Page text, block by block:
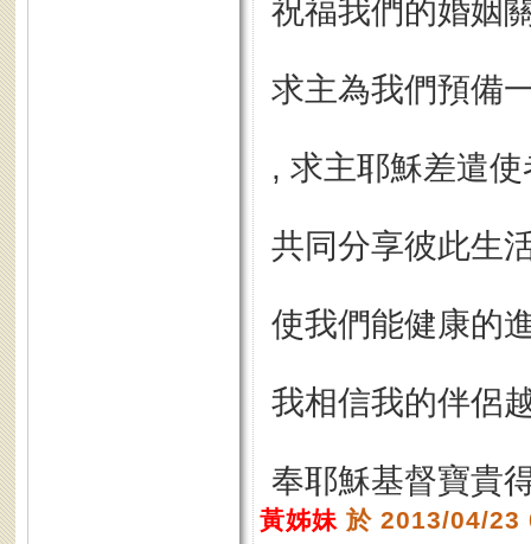
祝福我們的婚姻
求主為我們預備
, 求主耶穌差遣
共同分享彼此生
使我們能健康的
我相信我的伴侶
奉耶穌基督寶貴
黃姊妹 於 2013/04/